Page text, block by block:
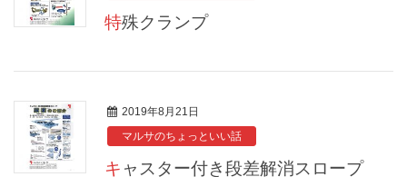
特殊クランプ
2019年8月21日
マルサのちょっといい話
キャスター付き段差解消スロープ